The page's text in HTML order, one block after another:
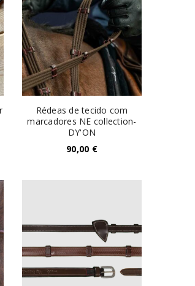
Rédeas de tecido com
marcadores NE collection-
DY'ON
90,00 €